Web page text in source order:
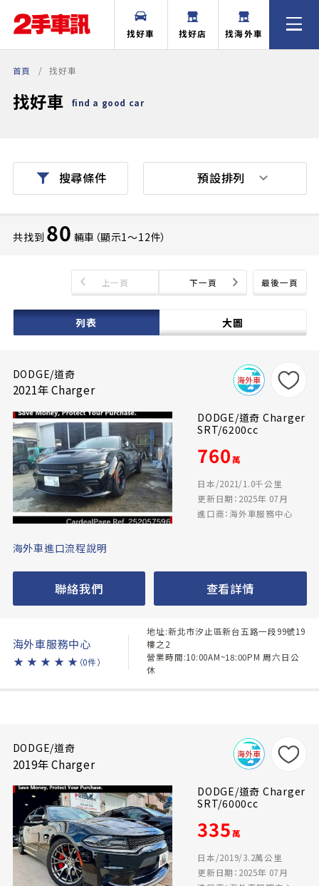
找好車 找好店 找海外車
首頁 找好車
找好車 find a good car
搜尋條件
共找到 80 輛車（顯示1〜12件）
最後一頁
上一頁 下一頁
列表 大圖
預設排列
DODGE/道奇
2021年 Charger
DODGE/道奇 Charger
SRT/6200cc
760萬
日本/2021/1.0千公里
更新日期：2025年 07月
進口商：海外車服務中心
海外車進口流程說明
聯絡我們 查看詳情
海外車服務中心
★ ★ ★ ★ ★ （0件）
地址:新北市汐止區新台五路一段99號19
樓之2
營業時間:10:00AM~18:00PM 周六日公
休
DODGE/道奇
2019年 Charger
DODGE/道奇 Charger
SRT/6000cc
335萬
日本/2019/3.2萬公里
更新日期：2025年 07月